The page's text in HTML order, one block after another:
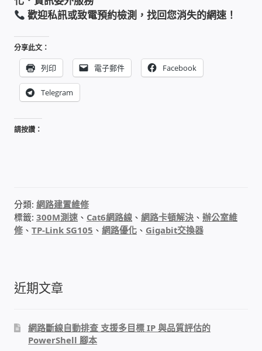
PHP程式設計
網路 工具 軟體 手冊
監視器安裝維修
昇銳電子(HI SHARP)智慧科技
監視器RS485開門開鐵門開燈開保全
歡迎私訊或致電預約檢測，找回您消失的網速！
分享此文：
列印 電子郵件 Facebook
Telegram
請按讚：
分類:網路建置維修
標籤:300M測速 、 Cat6網路線 、網路卡頓解決 、辦公室維
修 、TP-Link SG105 、網路優化 、 Gigabit交換器
近期文章
網路斷線自動排查 支援多目標 IP 與品質評估的
PowerShell 腳本